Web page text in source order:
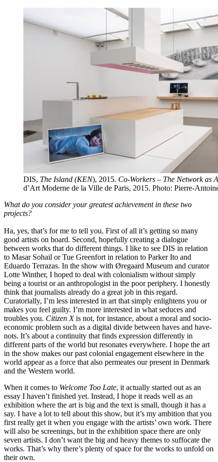
DIS, The Island (KEN), 2015. Co-Workers – The Network as
d’Art Moderne de la Ville de Paris, 2015. Photo: Pierre-
What do you consider your greatest achievement in these two
projects?
Ha, yes, that’s for me to tell you. First of all it’s getting so many
good artists on board. Second, hopefully creating a dialogue
between works that do different things. I like to see DIS in relation
to Masar Sohail or Tue Greenfort in relation to Parker Ito and
Eduardo Terrazas. In the show with Øregaard Museum and curator
Lotte Winther, I hoped to deal with colonialism without simply
being a tourist or an anthropologist in the poor periphery. I honestly
think that journalists already do a great job in this regard.
Curatorially, I’m less interested in art that simply enlightens you or
makes you feel guilty. I’m more interested in what seduces and
troubles you. Citizen Xis not, for instance, about a moral and socio-
economic problem such as a digital divide between haves and have-
nots. It’s about a continuity that finds expression differently in
different parts of the world but resonates everywhere. I hope the art
in the show makes our past colonial engagement elsewhere in the
world appear as a force that also permeates our present in Denmark
and the Western world.
When it comes to Welcome Too Late, it actually started out as an
essay I haven’t finished yet. Instead, I hope it reads well as an
exhibition where the art is big and the text is small, though it has a
say. I have a lot to tell about this show, but it’s my ambition that you
first really get it when you engage with the artists’ own work. There
will also be screenings, but in the exhibition space there are only
seven artists. I don’t want the big and heavy themes to suffocate the
works. That’s why there’s plenty of space for the works to unfold on
their own.